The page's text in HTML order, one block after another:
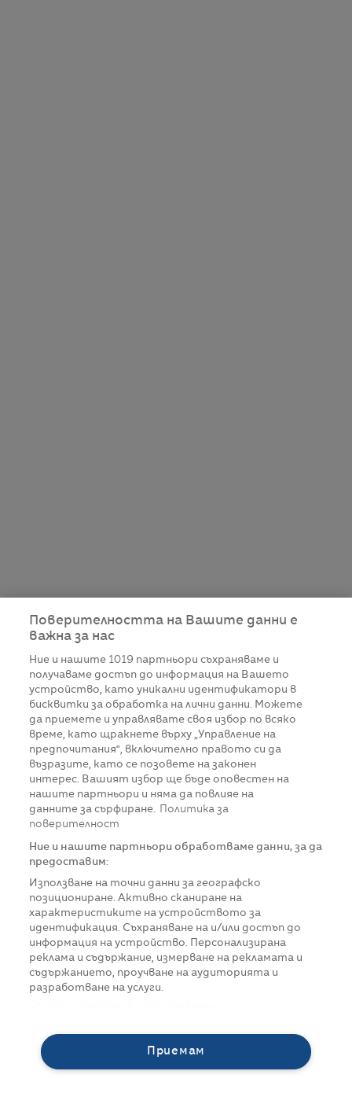
Поверителността на Вашите данни е
важна за нас
Ние и нашите 1019 партньори съхраняваме и
получаваме достъп до информация на Вашето
устройство, като уникални идентификатори в
бисквитки за обработка на лични данни. Можете
да приемете и управлявате своя избор по всяко
време, като щракнете върху „Управление на
предпочитания“, включително правото си да
възразите, като се позовете на законен
интерес. Вашият избор ще бъде оповестен на
нашите партньори и няма да повлияе на
данните за сърфиране.
Политика за
поверителност
Ние и нашите партньори обработваме данни, за да
предоставим:
Използване на точни данни за географско
позициониране. Активно сканиране на
характеристиките на устройството за
идентификация. Съхраняване на и/или достъп до
информация на устройство. Персонализирана
реклама и съдържание, измерване на рекламата и
съдържанието, проучване на аудиторията и
разработване на услуги.
Приемам